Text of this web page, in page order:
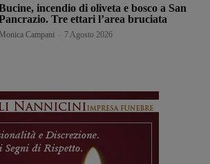
incendio di oliveta e bosco a San
Tre ettari l’area bruciata
Monica Campani 7 Agosto 2026